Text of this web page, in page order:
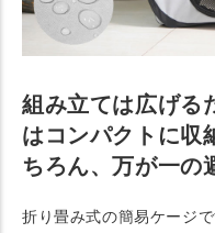
組み立ては広げる
はコンパクトに収
ちろん、万が一の
折り畳み式の簡易ケージ